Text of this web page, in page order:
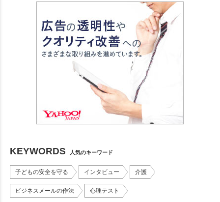
KEYWORDS 人気のキーワード
子どもの安全を守る インタビュー 介護
ビジネスメールの作法 心理テスト